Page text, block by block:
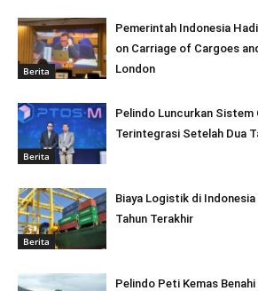
Berita
Pemerintah Indonesia
on Carriage of Cargoes
London
Berita
Pelindo Luncurkan Sistem
Terintegrasi Setelah Dua
Berita
Biaya Logistik di
Tahun Terakhir
Pelindo Peti Kemas